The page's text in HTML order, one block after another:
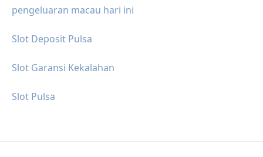
pengeluaran macau hari ini
Slot Deposit Pulsa
Slot Garansi Kekalahan
Slot Pulsa